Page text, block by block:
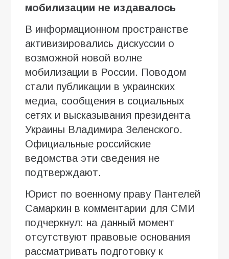
мобилизации не издавалось
В информационном пространстве
активизировались дискуссии о
возможной новой волне
мобилизации в России. Поводом
стали публикации в украинских
медиа, сообщения в социальных
сетях и высказывания президента
Украины Владимира Зеленского.
Официальные российские
ведомства эти сведения не
подтверждают.
Юрист по военному праву Пантелей
Самаркин в комментарии для СМИ
подчеркнул: на данный момент
отсутствуют правовые основания
рассматривать подготовку к